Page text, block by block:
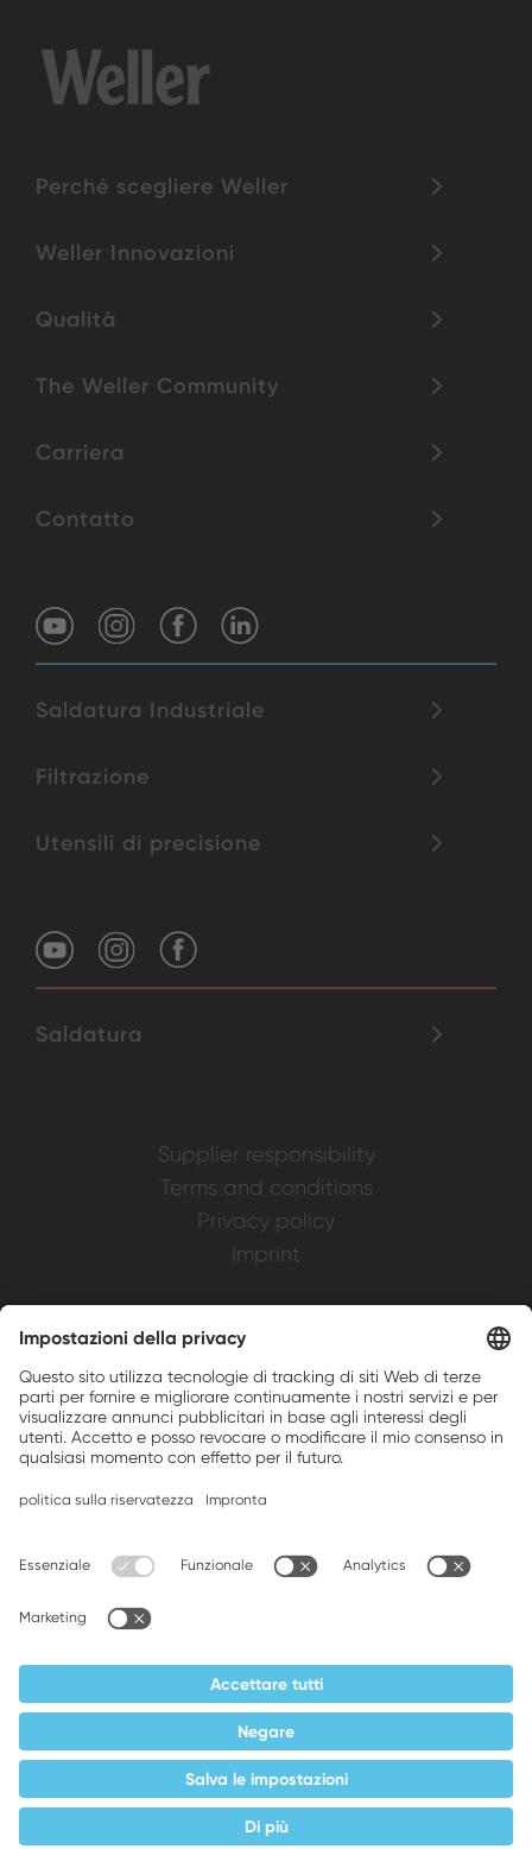
Perché scegliere Weller
Weller Innovazioni
Qualità
The Weller Community
Carriera
Contatto
Saldatura Industriale
Filtrazione
Utensili di precisione
Saldatura
Supplier responsibility
Terms and conditions
Privacy policy
Imprint
Brands, Inc.
Companion brands: